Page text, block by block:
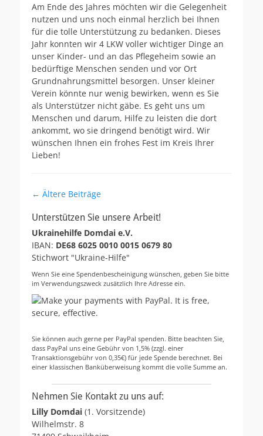
Am Ende des Jahres möchten wir die Gelegenheit
nutzen und uns noch einmal herzlich bei Ihnen
für die tolle Unterstützung zu bedanken. Dieses
Jahr konnten wir 4 LKW voller wichtiger Dinge an
unser Kinder- und an das Pflegeheim sowie an
bedürftige Menschen senden und vor Ort
Grundnahrungsmittel besorgen. Unser kleiner
Verein könnte nur wenig bewirken, wenn es Sie
als Unterstützer nicht gäbe. Es geht uns um
Menschen und darum, Hilfe zu leisten die dort
ankommt, wo sie dringend benötigt wird. Wir
wünschen Ihnen ein frohes Fest im Kreis Ihrer
Lieben!
Beitragsnavigation
← Ältere Beiträge
Unterstützen Sie unsere Arbeit!
Ukrainehilfe Domdai e.V.
IBAN: DE68 6025 0010 0015 0679 80
Stichwort "Ukraine-Hilfe"
Wenn Sie eine Spendenbescheinigung wünschen, geben Sie bitte
im Verwendungszweck zusätzlich Ihre Adresse ein.
Sie können auch gerne per PayPal spenden. Bitte beachten Sie,
dass PayPal uns eine Gebühr von 1,5% (zzgl. einer
Transaktionsgebühr von 0,35€) für jede Spende berechnet. Bei
einer klassischen Banküberweisung kommt die volle Summe an.
Nehmen Sie Kontakt zu uns auf:
Lilly Domdai (1. Vorsitzende)
Wilhelmstr. 8